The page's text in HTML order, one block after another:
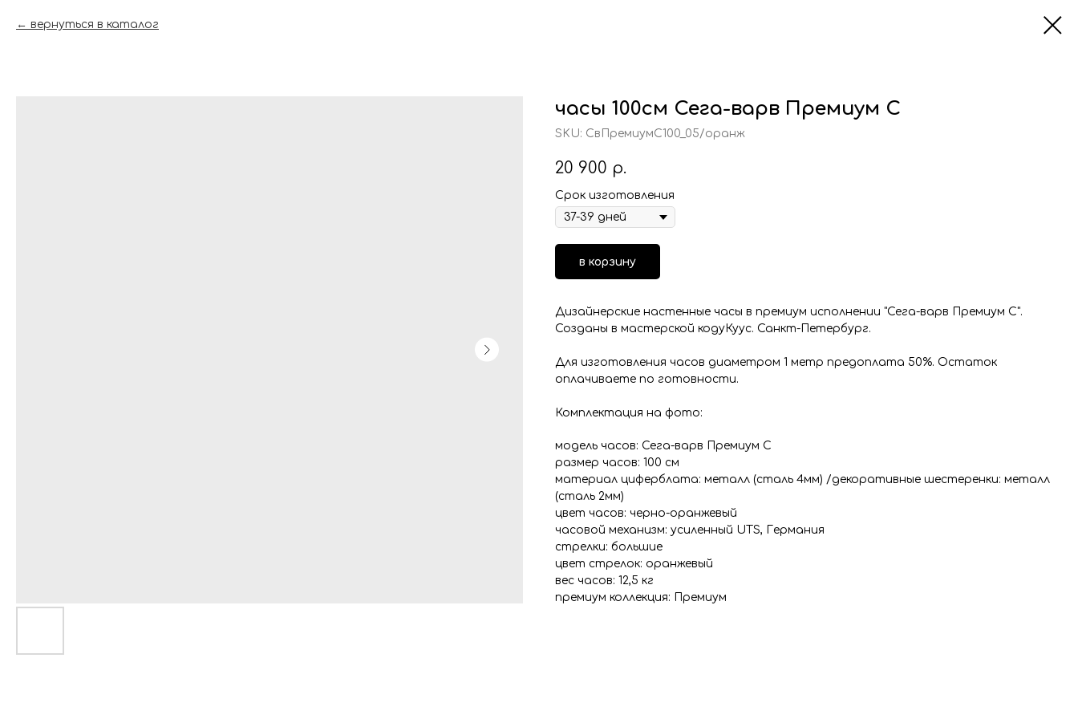
вернуться в каталог
часы 100см Сега-варв Премиум С
SKU: СвПремиумС100_05/оранж
20 900 р.
Срок изготовления
в корзину
Дизайнерские настенные часы в премиум исполнении "Сега-варв Премиум С".
Созданы в мастерской кодуКуус. Санкт-Петербург.
Для изготовления часов диаметром 1 метр предоплата 50%. Остаток
оплачиваете по готовности.
Комплектация на фото:
модель часов: Сега-варв Премиум С
размер часов: 100 см
материал циферблата: металл (сталь 4мм) /декоративные шестеренки: металл
(сталь 2мм)
цвет часов: черно-оранжевый
часовой механизм: усиленный UTS, Германия
стрелки: большие
цвет стрелок: оранжевый
вес часов: 12,5 кг
премиум коллекция: Премиум